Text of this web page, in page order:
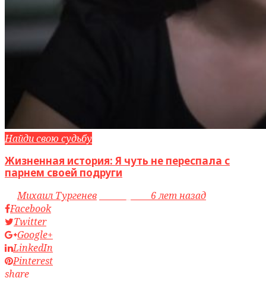
Найди свою судьбу
Жизненная история: Я чуть не переспала с
парнем своей подруги
byМихаил Тургенев
6 лет назад
Facebook
Twitter
Google+
LinkedIn
Pinterest
share